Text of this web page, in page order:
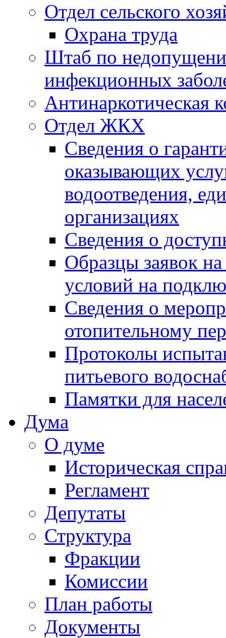
Отдел сельского
Охрана труда
Штаб по
инфекционных
Антинаркотическая
Отдел ЖКХ
Сведения о
оказывающих
водоотведения,
организациях
Сведения о
Образцы заявок
условий на
Сведения о
отопительному
Протоколы
питьевого
Памятки для
Дума
О думе
Историческая
Регламент
Депутаты
Структура
Фракции
Комиссии
План работы
Документы